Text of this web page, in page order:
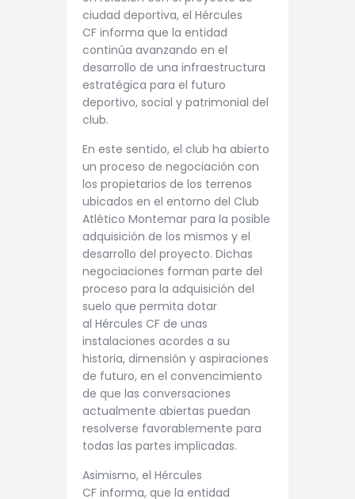
ciudad deportiva, el Hércules
CF informa que la entidad
continúa avanzando en el
desarrollo de una infraestructura
estratégica para el futuro
deportivo, social y patrimonial del
club.
En este sentido, el club ha abierto
un proceso de negociación con
los propietarios de los terrenos
ubicados en el entorno del Club
Atlético Montemar para la posible
adquisición de los mismos y el
desarrollo del proyecto. Dichas
negociaciones forman parte del
proceso para la adquisición del
suelo que permita dotar
al Hércules CF de unas
instalaciones acordes a su
historia, dimensión y aspiraciones
de futuro, en el convencimiento
de que las conversaciones
actualmente abiertas puedan
resolverse favorablemente para
todas las partes implicadas.
Asimismo, el Hércules
CF informa, que la entidad